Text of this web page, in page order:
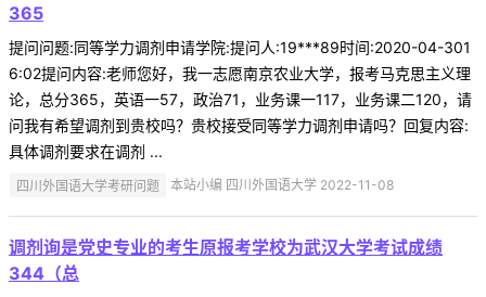
365
提问问题:同等学力调剂申请学院:提问人:19***89时间:2020-04-301
6:02提问内容:老师您好，我一志愿南京农业大学，报考马克思主义理
论，总分365，英语一57，政治71，业务课一117，业务课二120，请
问我有希望调剂到贵校吗？贵校接受同等学力调剂申请吗？回复内容:
具体调剂要求在调剂 ...
四川外国语大学考研问题 本站小编 四川外国语大学 2022-11-08
调剂询是党史专业的考生原报考学校为武汉大学考试成绩
344（总